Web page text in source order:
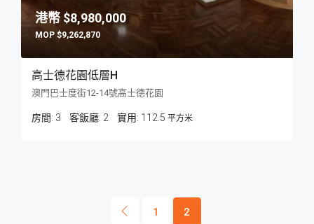
$8,980,000
$9,262,870
高士德花園低層H
澳門巴士度街12-14號高士德花園
房間: 3 客飯廳: 2 112.5 平方米
1 2